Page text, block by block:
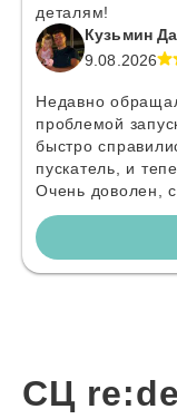
деталям!
Кузьмин
9.08.2026
Недавно
проблемой
быстро
пускатель, и
Очень доволен,
СЦ